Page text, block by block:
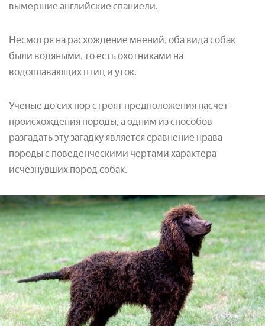
вымершие английские спаниели.
Несмотря на расхождение мнений, оба вида собак
были водяными, то есть охотниками на
водоплавающих птиц и уток.
Ученые до сих пор строят предположения насчет
происхождения породы, а одним из способов
разгадать эту загадку является сравнение нрава
породы с поведенческими чертами характера
исчезнувших пород собак.